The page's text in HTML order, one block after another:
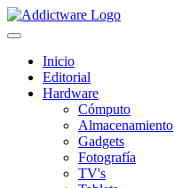
Inicio
Editorial
Hardware
Cómputo
Almacenamiento
Gadgets
Fotografía
TV's